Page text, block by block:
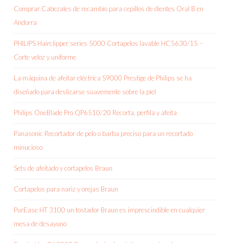
Comprar Cabezales de recambio para cepillos de dientes Oral B en
Andorra
PHILIPS Hairclipper series 5000 Cortapelos lavable HC5630/15 –
Corte veloz y uniforme
La máquina de afeitar eléctrica S9000 Prestige de Philips se ha
diseñado para deslizarse suavemente sobre la piel
Philips OneBlade Pro QP6510/20 Recorta, perfila y afeita
Panasonic Recortador de pelo o barba preciso para un recortado
minucioso
Sets de afeitado y cortapelos Braun
Cortapelos para nariz y orejas Braun
PurEase HT 3100 un tostador Braun es imprescindible en cualquier
mesa de desayuno